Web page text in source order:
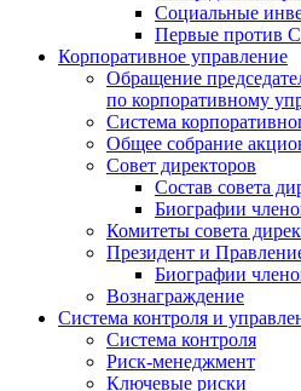
Социальные
Первые против
Корпоративное управление
Обращение
по корпоративному
Система
Общее собрание
Совет директоров
Состав совета
Биографии
Комитеты совета
Президент и
Биографии
Вознаграждение
Система контроля и
Система контроля
Риск-менеджмент
Ключевые риски